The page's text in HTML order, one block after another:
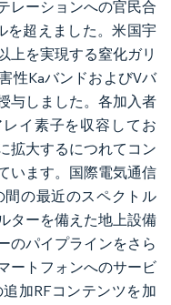
レーションへの官民合
を超えました。米国宇
上を実現する窒化ガリ
性KaバンドおよびVバ
与しました。各加入者
イ素子を収容してお
拡大するにつれてコン
います。国際電気通信
間の最近のスペクトル
ターを備えた地上設備
のパイプラインをさら
ートフォンへのサービ
加RFコンテンツを加